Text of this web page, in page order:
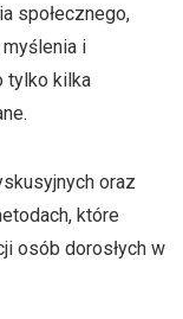
społecznego,
i
tylko kilka
oraz
które
osób dorosłych w